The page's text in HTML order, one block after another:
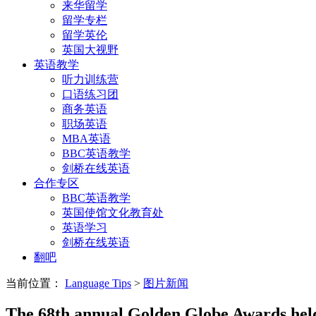
来华留学
留学专栏
留学英伦
英国大视野
英语教学
听力训练营
口语练习团
商务英语
职场英语
MBA英语
BBC英语教学
剑桥在线英语
合作专区
BBC英语教学
英国使馆文化教育处
英语学习
剑桥在线英语
翻吧
当前位置： Language Tips > 图片新闻